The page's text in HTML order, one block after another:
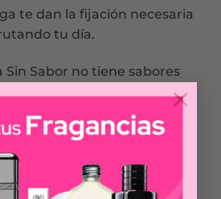
×
te dan la fijación necesaria
tu día.
Sin Sabor no tiene sabores
no va a interferir en los
favoritas.
Sabor es parte de la
Corega. Está libre de zinc y